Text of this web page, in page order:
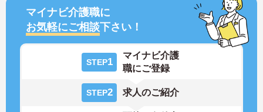
マイナビ介護職に
お気軽にご相談下さい！
STEP1
マイナビ介護
職にご登録
STEP2 求人のご紹介